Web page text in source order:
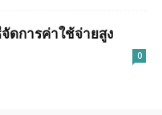
ดการค่าใช้จ่ายสูง
0